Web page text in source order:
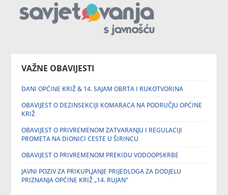
VAŽNE OBAVIJESTI
DANI OPĆINE KRIŽ & 14. SAJAM OBRTA I RUKOTVORINA
OBAVIJEST O DEZINSEKCIJI KOMARACA NA PODRUČJU OPĆINE
KRIŽ
OBAVIJEST O PRIVREMENOM ZATVARANJU I REGULACIJI
PROMETA NA DIONICI CESTE U ŠIRINCU
OBAVIJEST O PRIVREMENOM PREKIDU VODOOPSKRBE
JAVNI POZIV ZA PRIKUPLJANJE PRIJEDLOGA ZA DODJELU
PRIZNANJA OPĆINE KRIŽ „14. RUJAN“